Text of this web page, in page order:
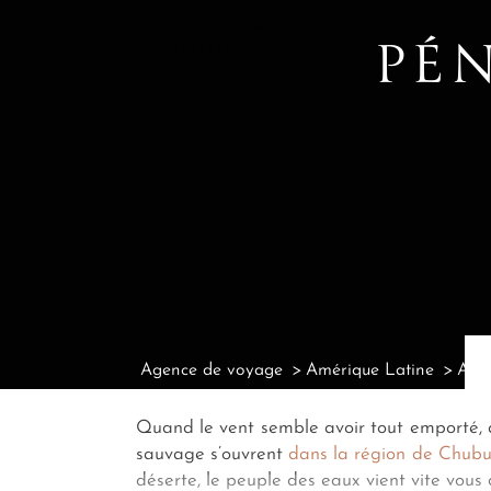
Agence de voyage Amérique Latine
Quand le vent semble avoir tout emporté,
sauvage s’ouvrent dans la région de
déserte, le peuple des eaux vient vite